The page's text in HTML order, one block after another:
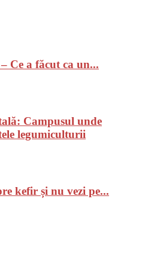
Ce a făcut ca un...
Campusul unde
legumiculturii
kefir și nu vezi pe...